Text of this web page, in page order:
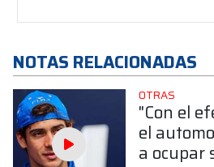
NOTAS RELACIONADAS
OTRAS
"Con el
el
a ocupar